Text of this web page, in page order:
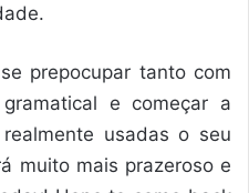
prepocupar tanto com
e começar a
usadas o seu
muito mais prazeroso e